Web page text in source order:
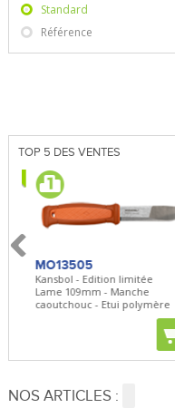
Standard
Référence
TOP 5 DES VENTES
MO13505
Kansbol - Edition limitée
Lame 109mm - Manche
caoutchouc - Etui polymère
NOS ARTICLES :